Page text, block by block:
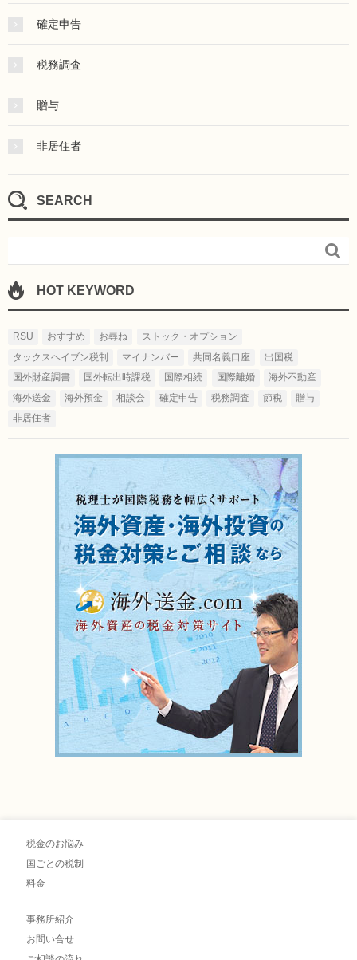
確定申告
税務調査
贈与
非居住者
SEARCH

HOT KEYWORD
RSU おすすめ お尋ね
ストック・オプション
タックスヘイブン税制
マイナンバー 共同名義口座
出国税
国外財産調書
国外転出時課税 国際相続 国際離婚
海外不動産
海外送金
海外預金 相談会 確定申告 税務調査 節税
贈与
非居住者
税金のお悩み
国ごとの税制
料金
事務所紹介
お問い合せ